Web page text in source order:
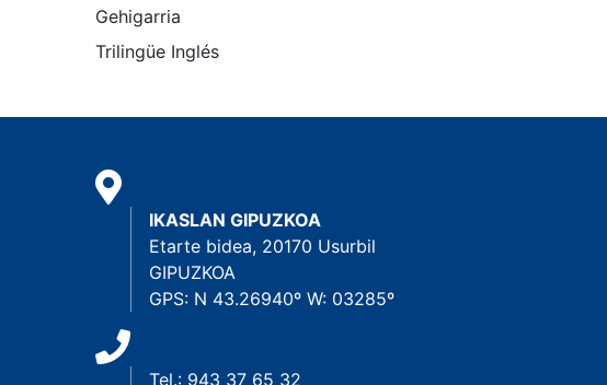
Gehigarria
Trilingüe Inglés
IKASLAN GIPUZKOA
Etarte bidea, 20170 Usurbil
GIPUZKOA
GPS: N 43.26940º W: 03285º
Tel.: 943 37 65 32